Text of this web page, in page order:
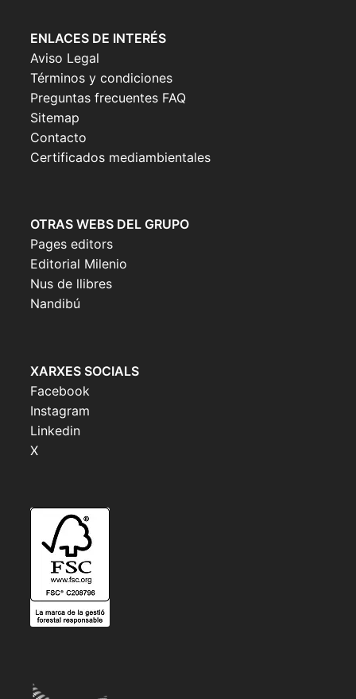
ENLACES DE INTERÉS
Aviso Legal
Términos y condiciones
Preguntas frecuentes FAQ
Sitemap
Contacto
Certificados mediambientales
OTRAS WEBS DEL GRUPO
Pages editors
Editorial Milenio
Nus de llibres
Nandibú
XARXES SOCIALS
Facebook
Instagram
Linkedin
X